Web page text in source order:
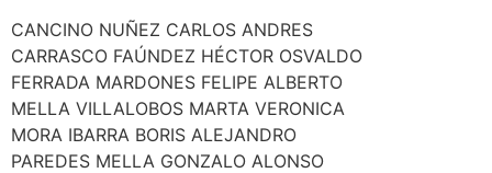
CANCINO NUÑEZ CARLOS ANDRES
CARRASCO FAÚNDEZ HÉCTOR OSVALDO
FERRADA MARDONES FELIPE ALBERTO
MELLA VILLALOBOS MARTA VERONICA
MORA IBARRA BORIS ALEJANDRO
PAREDES MELLA GONZALO ALONSO